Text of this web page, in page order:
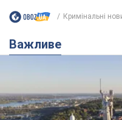
Якою була
чому її боялася
розповідають у